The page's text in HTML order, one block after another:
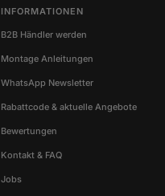
INFORMATIONEN
B2B Händler werden
Montage Anleitungen
WhatsApp Newsletter
Rabattcode & aktuelle Angebote
Bewertungen
Kontakt & FAQ
Jobs